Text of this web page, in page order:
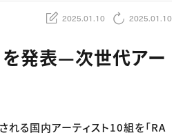
2025.01.10 2025.01.10
発表—次世代アー
る国内アーティスト10組を「RA